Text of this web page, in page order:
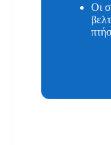
Οι